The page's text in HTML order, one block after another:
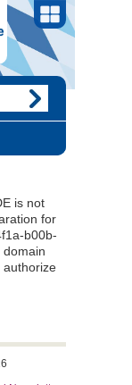
is not
for
b00b-
authorize